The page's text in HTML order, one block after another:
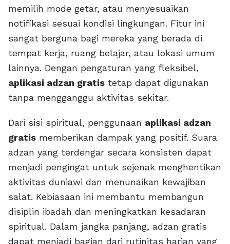
memilih mode getar, atau menyesuaikan
notifikasi sesuai kondisi lingkungan. Fitur ini
sangat berguna bagi mereka yang berada di
tempat kerja, ruang belajar, atau lokasi umum
lainnya. Dengan pengaturan yang fleksibel,
aplikasi adzan gratis tetap dapat digunakan
tanpa mengganggu aktivitas sekitar.
Dari sisi spiritual, penggunaan aplikasi adzan
gratis memberikan dampak yang positif. Suara
adzan yang terdengar secara konsisten dapat
menjadi pengingat untuk sejenak menghentikan
aktivitas duniawi dan menunaikan kewajiban
salat. Kebiasaan ini membantu membangun
disiplin ibadah dan meningkatkan kesadaran
spiritual. Dalam jangka panjang, adzan gratis
dapat menjadi bagian dari rutinitas harian yang